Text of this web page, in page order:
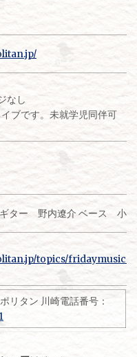
なし
ブです。未就学児同伴可
ター 野内遼介 ベース 小
topics/
リタン 川崎電話番号：